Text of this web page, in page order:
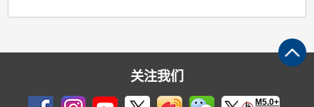
关注我们
M5.0+